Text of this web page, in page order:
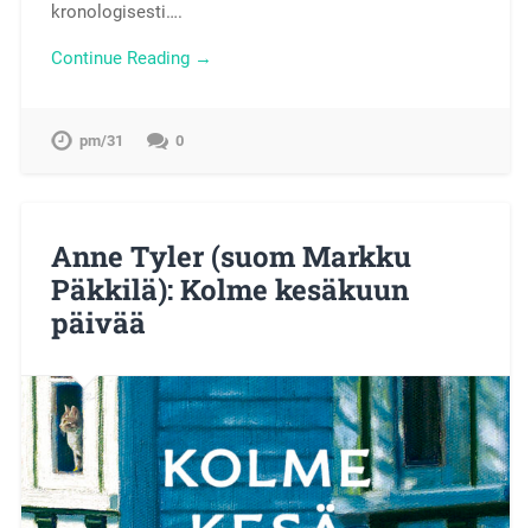
kronologisesti….
Continue Reading →
pm/31 0
Anne Tyler (suom Markku
Päkkilä): Kolme kesäkuun
päivää